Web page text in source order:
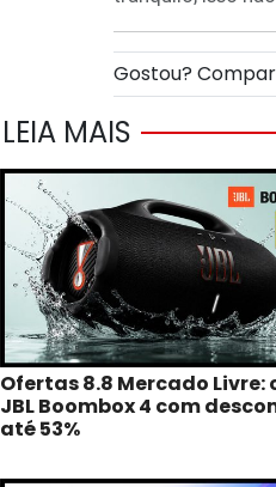
Gostou?
LEIA MAIS
Ofertas 8.8 Mercado Livre:
JBL Boombox 4 com
até 53%